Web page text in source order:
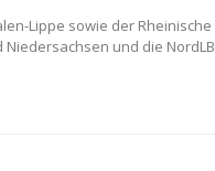
Lippe sowie der Rheinische
und die NordLB